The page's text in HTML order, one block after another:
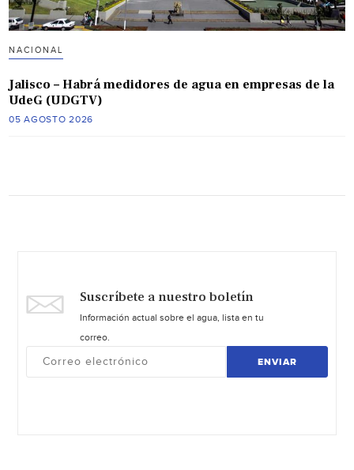
NACIONAL
Jalisco – Habrá medidores de agua en empresas de la
UdeG (UDGTV)
05 AGOSTO 2026
Suscríbete a nuestro boletín
Información actual sobre el agua, lista en tu
correo.
ENVIAR